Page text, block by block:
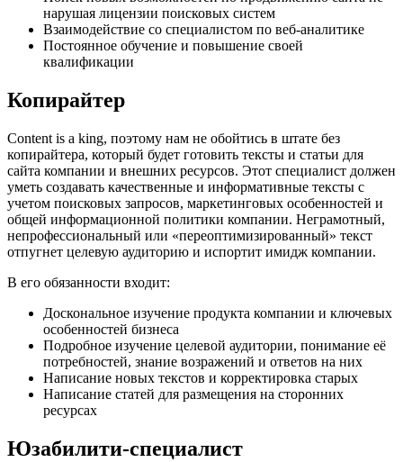
нарушая лицензии поисковых систем
Взаимодействие со специалистом по веб-аналитике
Постоянное обучение и повышение своей
квалификации
Копирайтер
Content is a king, поэтому нам не обойтись в штате без
копирайтера, который будет готовить тексты и статьи для
сайта компании и внешних ресурсов. Этот специалист должен
уметь создавать качественные и информативные тексты с
учетом поисковых запросов, маркетинговых особенностей и
общей информационной политики компании. Неграмотный,
непрофессиональный или «переоптимизированный» текст
отпугнет целевую аудиторию и испортит имидж компании.
В его обязанности входит:
Доскональное изучение продукта компании и ключевых
особенностей бизнеса
Подробное изучение целевой аудитории, понимание её
потребностей, знание возражений и ответов на них
Написание новых текстов и корректировка старых
Написание статей для размещения на сторонних
ресурсах
Юзабилити-специалист